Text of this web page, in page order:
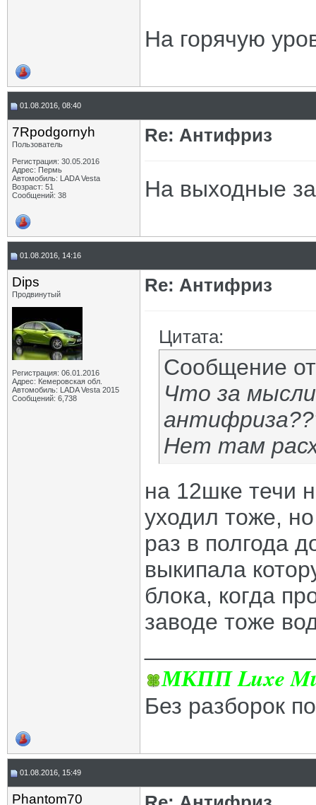
На горячую
01.08.2016, 08:40
7Rpodgornyh
Пользователь
Регистрация: 30.05.2016
Адрес: Пермь
Автомобиль: LADA Vesta
Возраст: 51
Сообщений: 38
Re: Антифриз
На выходные
01.08.2016, 14:16
Dips
Продвинутый
Регистрация: 06.01.2016
Адрес: Кемеровская обл.
Автомобиль: LADA Vesta 2015
Сообщений: 6,738
Re: Антифриз
Цитата:
Сообщение
Что за
Нет там
на 12шке течи
уходил тоже,
раз в полгода
выкипала
блока, когда
заводе тоже
МКПП Luxe
Без разборок
01.08.2016, 15:49
Phantom70